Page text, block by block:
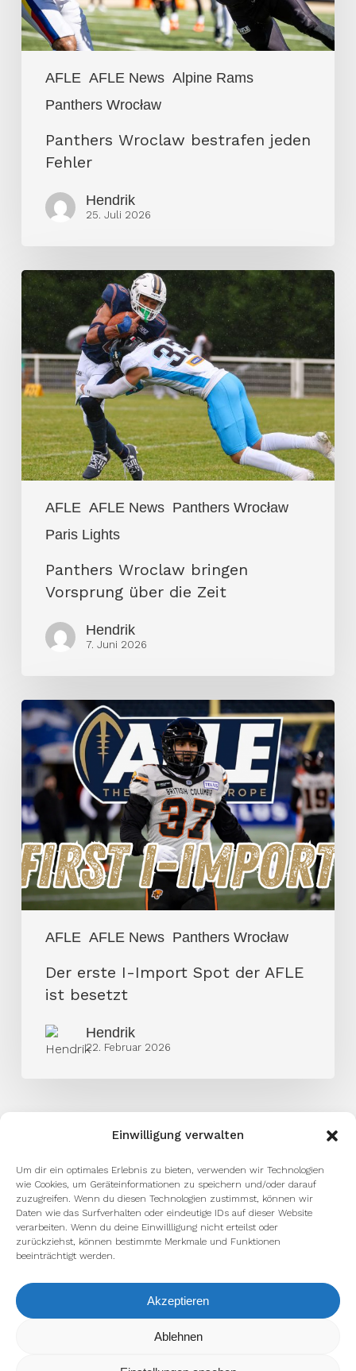
Einwilligung verwalten
Um dir ein optimales Erlebnis zu bieten, verwenden wir Technologien
wie Cookies, um Geräteinformationen zu speichern und/oder darauf
zuzugreifen. Wenn du diesen Technologien zustimmst, können wir
Daten wie das Surfverhalten oder eindeutige IDs auf dieser Website
verarbeiten. Wenn du deine Einwillligung nicht erteilst oder
zurückziehst, können bestimmte Merkmale und Funktionen
beeinträchtigt werden.
Akzeptieren
Ablehnen
AFLE AFLE News Alpine Rams
Panthers Wrocław
Panthers Wroclaw bestrafen jeden
Fehler
Hendrik
25. Juli 2026
AFLE AFLE News Panthers Wrocław
Paris Lights
Panthers
Wroclaw
bringen
Vorsprung
über
die
Zeit
Panthers Wroclaw bringen
Vorsprung über die Zeit
Hendrik
7. Juni 2026
AFLE AFLE News Panthers Wrocław
Der
erste
I-
Import
Spot
der
AFLE
ist
besetzt
Der erste I-Import Spot der AFLE
ist besetzt
Hendrik
22. Februar 2026
facebook youtube instagram spotify twitch
Wir verwenden Cookies, um dir die bestmögliche Erfahrung auf
kannst du erfahren, welche Cookies wir